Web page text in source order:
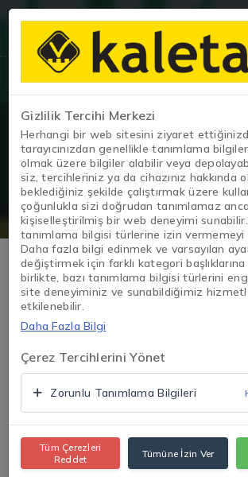
Blog
/ Blog / Taksi Plakası Alırken
Taksi Plakası Alırken
Büyük
Gizlilik Tercihi Merkezi
Herhangi bir web sitesini ziyaret
tarayıcınızdan genellikle tanımlama
olmak üzere bilgiler alabilir veya
siz, tercihleriniz ya da cihazınız hakkında
beklediğiniz şekilde çalıştırmak üzere
çoğunlukla sizi doğrudan tanımlamaz
kişiselleştirilmiş bir web deneyimi sunabilir.
tanımlama bilgisi türlerine izin vermemeyi
Daha fazla bilgi edinmek ve varsayılan
değiştirmek için farklı kategori başlıklarına
birlikte, bazı tanımlama bilgisi türlerini
site deneyiminiz ve sunabildiğimiz
etkilenebilir.
Daha Fazla Bilgi
Çerez Tercihlerini Yönet
Zorunlu Tanımlama Bilgileri
Tüm Çerezleri
Reddet
Tümüne İzin Ver